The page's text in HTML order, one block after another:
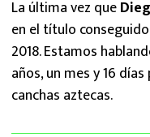
La última vez que
en el título
2018. Estamos
años, un mes y 16
canchas aztecas.